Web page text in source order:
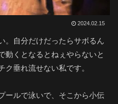
2024.02.15
。自分だけだったらサボるん
動くとなるとねぇやらないと
ク垂れ流せない私です。
ールで泳いで、そこから小伝